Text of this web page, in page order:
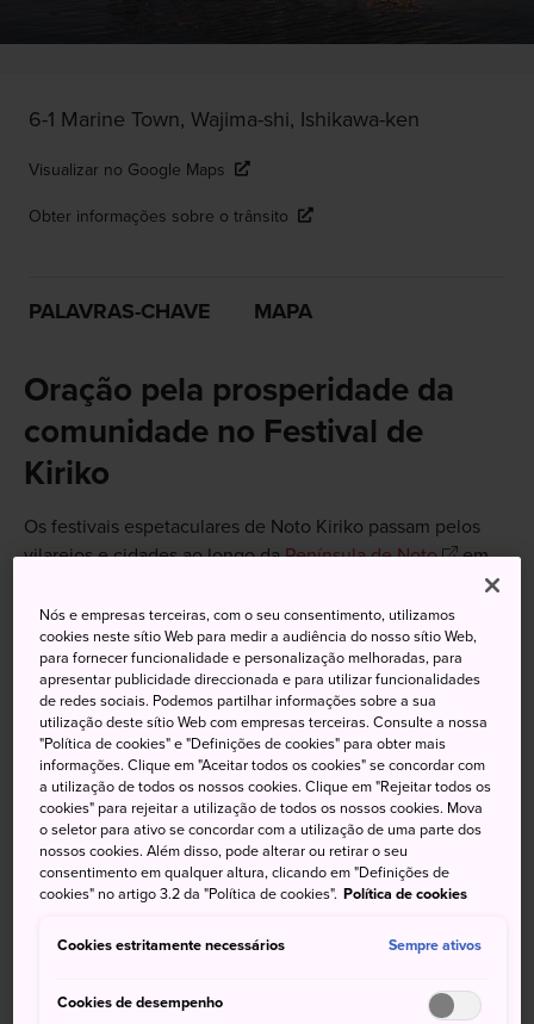
6-1 Marine Town, Wajima-shi, Ishikawa-ken
Visualizar no Google Maps
Obter informações sobre o trânsito
PALAVRAS-CHAVE MAPA
Oração pela prosperidade da
comunidade no Festival de
Kiriko
Os festivais espetaculares de Noto Kiriko passam pelos
vilarejos e cidades ao longo daPenínsula de Noto
em
enquanto os grandes e meticulosamente decorados carros
alegóricos desfilam pelas cidades. Em seguida, os mikoshi
são queimados ou jogados no mar. Acredita-se que o fogo
queima os problemas e infortúnios das pessoas.
Não perca
O design lindo e sofisticado dos carros
alegóricos
Desfiles animados com lanternas e santuários
O clímax ardente
Nós e empresas terceiras, com o seu consentimento, utilizamos
cookies neste sítio Web para medir a audiência do nosso sítio Web,
para fornecer funcionalidade e personalização melhoradas, para
apresentar publicidade direccionada e para utilizar funcionalidades
de redes sociais. Podemos partilhar informações sobre a sua
utilização deste sítio Web com empresas terceiras. Consulte a nossa
"Política de cookies" e "Definições de cookies" para obter mais
informações. Clique em "Aceitar todos os cookies" se concordar com
a utilização de todos os nossos cookies. Clique em "Rejeitar todos os
cookies" para rejeitar a utilização de todos os nossos cookies. Mova
o seletor para ativo se concordar com a utilização de uma parte dos
nossos cookies. Além disso, pode alterar ou retirar o seu
consentimento em qualquer altura, clicando em "Definições de
cookies" no artigo 3.2 da "Política de cookies". Política de cookies
Cookies estritamente necessários Sempre ativos
Cookies de desempenho